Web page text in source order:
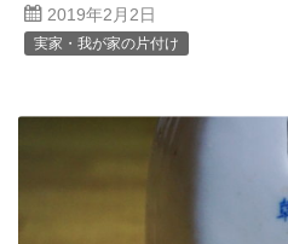
2019年2月2日
実家・我が家の片付け